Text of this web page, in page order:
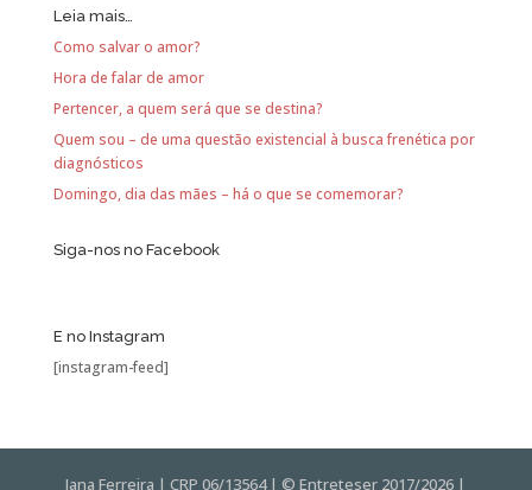
Leia mais…
Como salvar o amor?
Hora de falar de amor
Pertencer, a quem será que se destina?
Quem sou – de uma questão existencial à busca frenética por
diagnósticos
Domingo, dia das mães – há o que se comemorar?
Siga-nos no Facebook
E no Instagram
[instagram-feed]
Iana Ferreira | CRP 06/13564 | © Entreteser 2017/2026 |